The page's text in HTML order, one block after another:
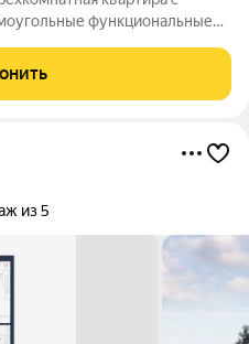
функциональные
есть утепленная лоджия.
из 5